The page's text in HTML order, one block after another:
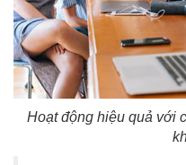
Hoạt động hiệu quả với